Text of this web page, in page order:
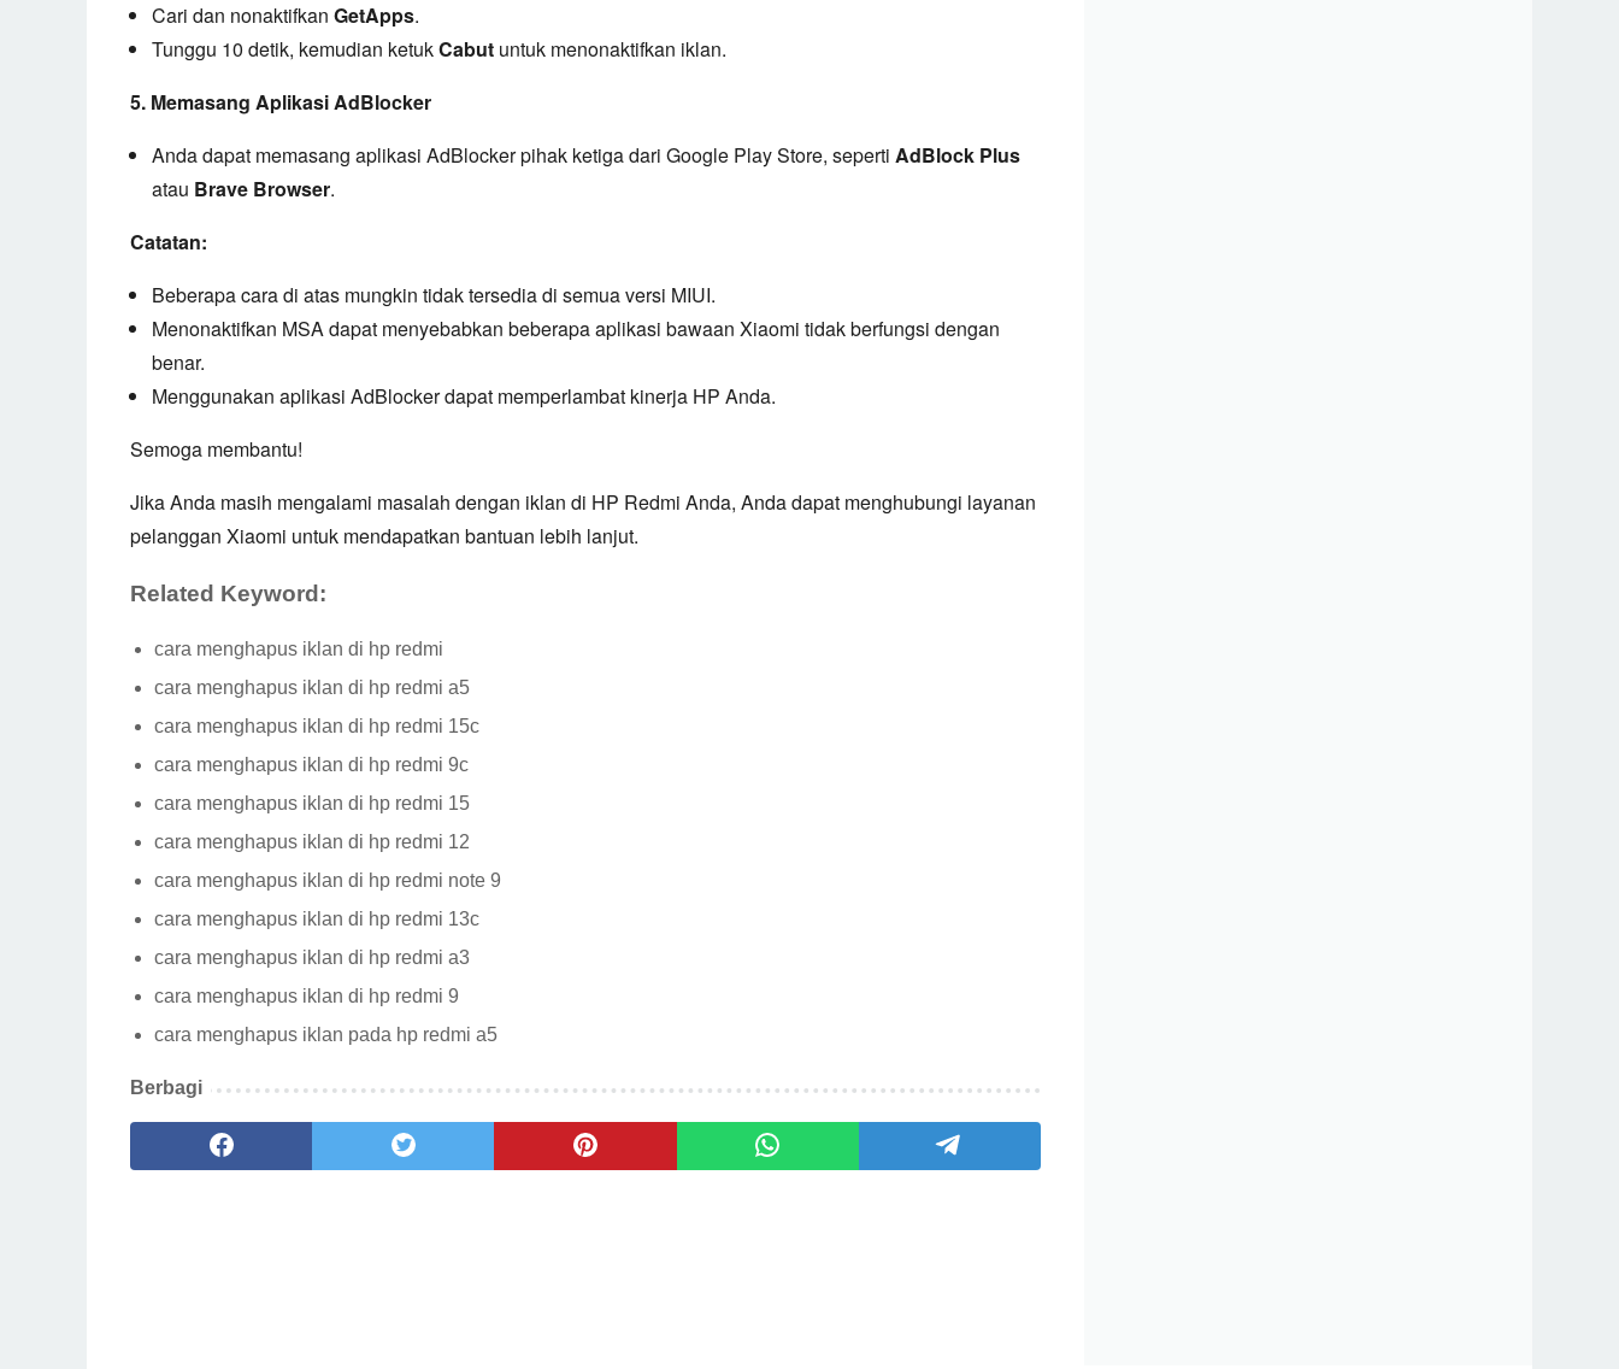
Cari dan nonaktifkan GetApps.
Tunggu 10 detik, kemudian ketukCabut untuk menonaktifkan iklan.
5. Memasang Aplikasi AdBlocker
Anda dapat memasang aplikasi AdBlocker pihak ketiga dari Google Play Store, seperti AdBlock Plus
atau Brave Browser.
Catatan:
Beberapa cara di atas mungkin tidak tersedia di semua versi MIUI.
Menonaktifkan MSA dapat menyebabkan beberapa aplikasi bawaan Xiaomi tidak berfungsi dengan
benar.
Menggunakan aplikasi AdBlocker dapat memperlambat kinerja HP Anda.
Semoga membantu!
Jika Anda masih mengalami masalah dengan iklan di HP Redmi Anda, Anda dapat menghubungi layanan
pelanggan Xiaomi untuk mendapatkan bantuan lebih lanjut.
Related Keyword:
cara menghapus iklan di hp redmi
cara menghapus iklan di hp redmi a5
cara menghapus iklan di hp redmi 15c
cara menghapus iklan di hp redmi 9c
cara menghapus iklan di hp redmi 15
cara menghapus iklan di hp redmi 12
cara menghapus iklan di hp redmi note 9
cara menghapus iklan di hp redmi 13c
cara menghapus iklan di hp redmi a3
cara menghapus iklan di hp redmi 9
cara menghapus iklan pada hp redmi a5
Berbagi